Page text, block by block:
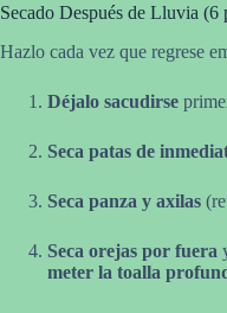
Secado Después de Lluvia (6
Hazlo cada vez que regrese
Déjalo sacudirse
Seca patas de
Seca panza y axilas
Seca orejas por fuera
meter la toalla